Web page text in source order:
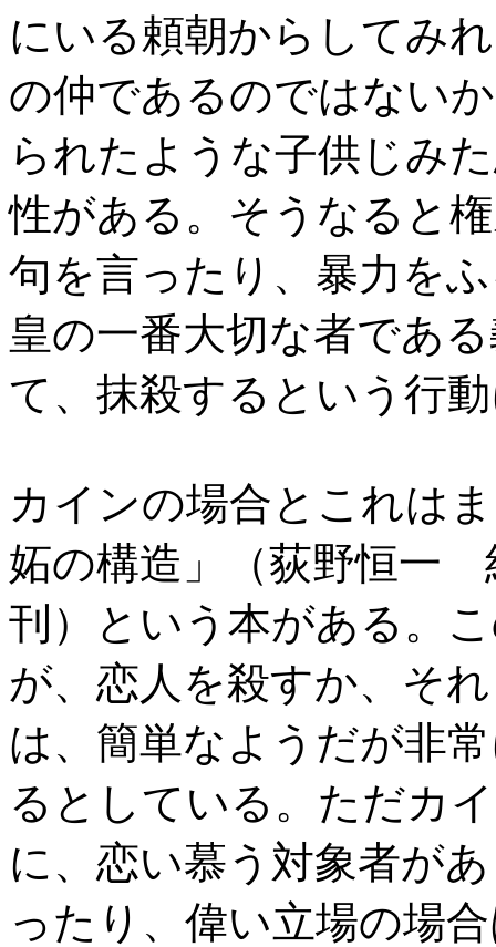
にいる頼朝からしてみ
の仲であるのではない
られたような子供じみ
性がある。そうなると
句を言ったり、暴力を
皇の一番大切な者であ
て、抹殺するという行
カインの場合とこれは
妬の構造」（荻野恒一
刊）という本がある。
が、恋人を殺すか、そ
は、簡単なようだが非
るとしている。ただカ
に、恋い慕う対象者が
ったり、偉い立場の場